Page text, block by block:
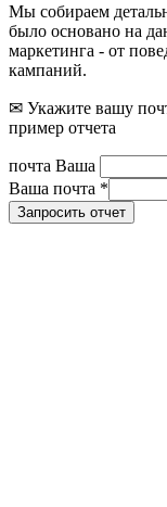
Мы собираем
было основано на
маркетинга - от
кампаний.
✉ Укажите вашу
пример отчета
почта Ваша
Ваша почта *
Запросить отчет